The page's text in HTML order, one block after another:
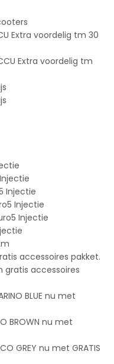
Extra voordelig tm 30
Extra voordelig tm
Injectie
Injectie
Injectie
accessoires pakket.
gratis accessoires
BLUE nu met
BROWN nu met
GREY nu met GRATIS